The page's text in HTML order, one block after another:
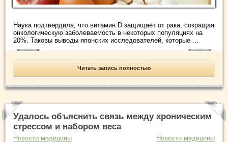
Наука подтвердила, что витамин D защищает от рака, сокращая
онкологическую заболеваемость в некоторых популяциях на
20%. Таковы выводы японских исследователей, которые ...
Читать запись полностью
Удалось объяснить связь между хроническим
стрессом и набором веса
Новости медицины Новости медицины